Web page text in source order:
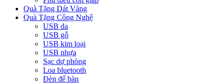
Quà Tặng Dát Vàng
Quà Tặng Công Nghệ
USB da
USB gỗ
USB kim loại
USB nhựa
Sạc dự phòng
Loa bluetooth
Đèn để bàn